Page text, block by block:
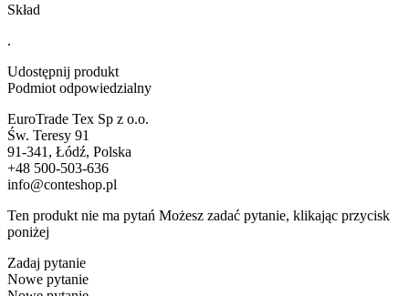
Skład
.
Udostępnij produkt
Podmiot odpowiedzialny
EuroTrade Tex Sp z o.o.
Św. Teresy 91
91-341, Łódź, Polska
+48 500-503-636
info@conteshop.pl
Ten produkt nie ma pytań Możesz zadać pytanie, klikając przycisk
poniżej
Zadaj pytanie
Nowe pytanie